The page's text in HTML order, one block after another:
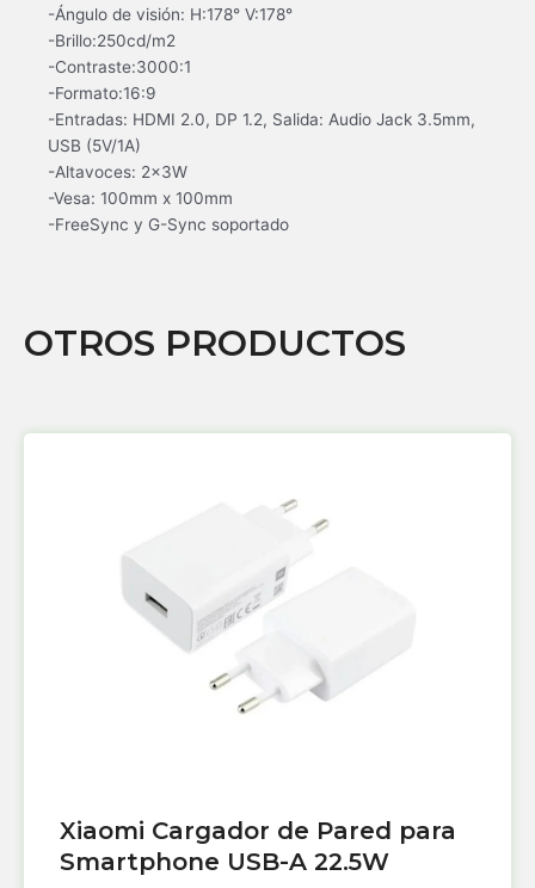
-Ángulo de visión: H:178° V:178°
-Brillo:250cd/m2
-Contraste:3000:1
-Formato:16:9
-Entradas: HDMI 2.0, DP 1.2, Salida: Audio Jack 3.5mm,
USB (5V/1A)
-Altavoces: 2x3W
-Vesa: 100mm x 100mm
-FreeSync y G-Sync soportado
OTROS PRODUCTOS
Xiaomi Cargador de Pared para
Smartphone USB-A 22.5W